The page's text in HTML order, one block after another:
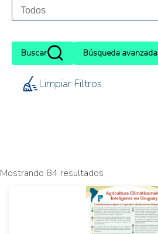
Buscar Búsqueda avanzada
Limpiar Filtros
Mostrando 84 resultados